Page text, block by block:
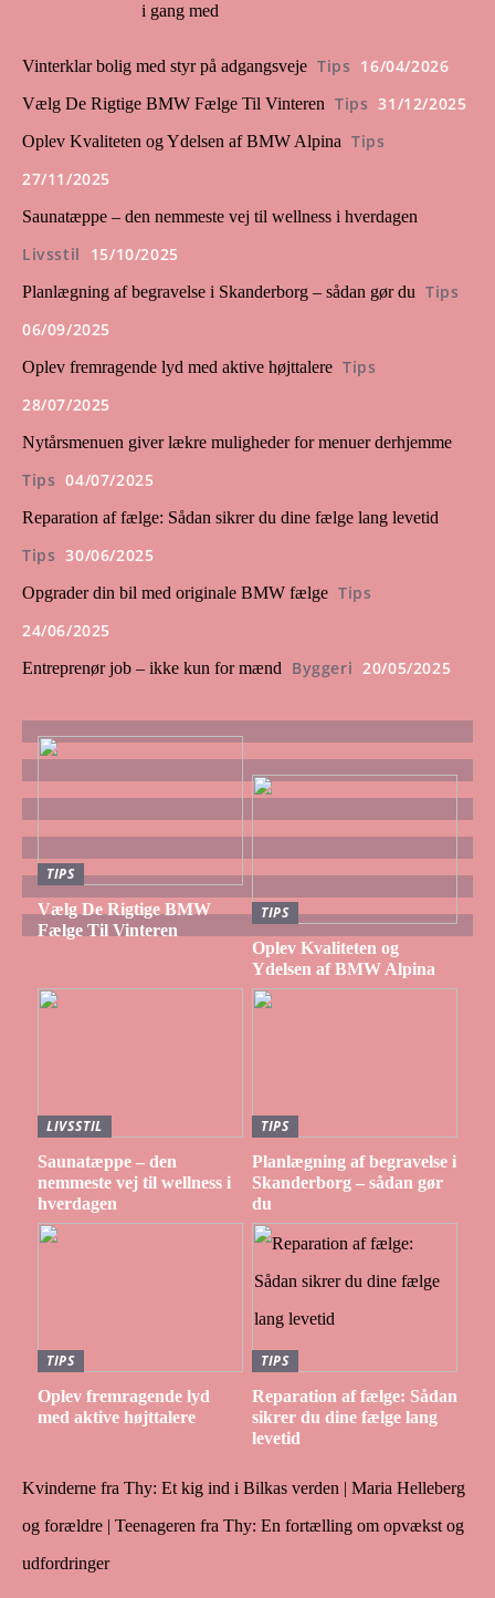
i gang med
Vinterklar bolig med styr på adgangsveje Tips 16/04/2026
Vælg De Rigtige BMW Fælge Til Vinteren Tips 31/12/2025
Oplev Kvaliteten og Ydelsen af BMW Alpina Tips
27/11/2025
Saunatæppe – den nemmeste vej til wellness i hverdagen
Livsstil 15/10/2025
Planlægning af begravelse i Skanderborg – sådan gør du Tips
06/09/2025
Oplev fremragende lyd med aktive højttalere Tips
28/07/2025
Nytårsmenuen giver lækre muligheder for menuer derhjemme
Tips 04/07/2025
Reparation af fælge: Sådan sikrer du dine fælge lang levetid
Tips 30/06/2025
Opgrader din bil med originale BMW fælge Tips
24/06/2025
Entreprenør job – ikke kun for mænd Byggeri 20/05/2025
TIPS
Vælg De Rigtige BMW
Fælge Til Vinteren
TIPS
Oplev Kvaliteten og
Ydelsen af BMW Alpina
LIVSSTIL
Saunatæppe – den
nemmeste vej til wellness i
hverdagen
TIPS
Planlægning af begravelse i
Skanderborg – sådan gør
du
TIPS
Oplev fremragende lyd
med aktive højttalere
TIPS
Reparation af fælge: Sådan
sikrer du dine fælge lang
levetid
Kvinderne fra Thy: Et kig ind i Bilkas verden | Maria Helleberg
og forældre | Teenageren fra Thy: En fortælling om opvækst og
udfordringer